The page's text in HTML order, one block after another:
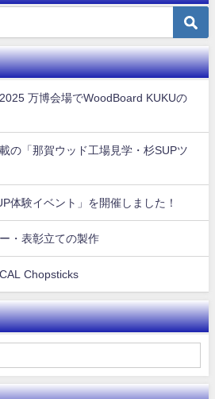
万博会場でWoodBoard KUKUの
の「那賀ウッド工場見学・杉SUPツ
体験イベント」を開催しました！
・表彰立ての製作
Chopsticks